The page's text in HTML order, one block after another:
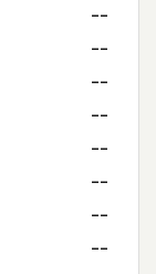
--
--
--
--
--
--
--
--